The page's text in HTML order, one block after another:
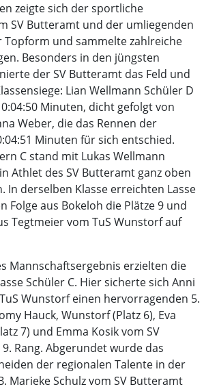
zeigte sich der sportliche
SV Butteramt und der umliegenden
Topform und sammelte zahlreiche
Besonders in den jüngsten
der SV Butteramt das Feld und
Lian Wellmann Schüler D
Minuten, dicht gefolgt von
Weber, die das Rennen der
Minuten für sich entschied.
C stand mit Lukas Wellmann
Athlet des SV Butteramt ganz oben
In derselben Klasse erreichten Lasse
Folge aus Bokeloh die Plätze 9 und
Tegtmeier vom TuS Wunstorf auf
Mannschaftsergebnis erzielten die
Schüler C. Hier sicherte sich Anni
Wunstorf einen hervorragenden 5.
Hauck, Wunstorf (Platz 6), Eva
7) und Emma Kosik vom SV
Rang. Abgerundet wurde das
der regionalen Talente in der
Marieke Schulz vom SV Butteramt